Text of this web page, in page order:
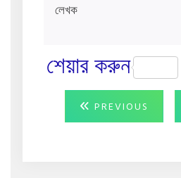
লেখক
শেয়ার করুন
Post
navigation
PREVIOUS
POST: